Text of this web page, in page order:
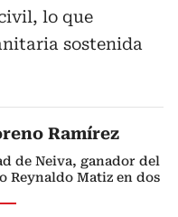
lo que
sostenida
Ramírez
de Neiva, ganador del
Reynaldo Matiz en dos